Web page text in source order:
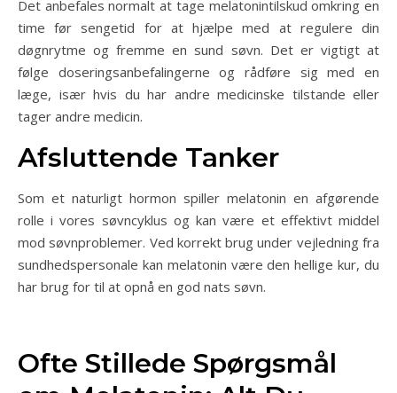
Det anbefales normalt at tage melatonintilskud omkring en
time før sengetid for at hjælpe med at regulere din
døgnrytme og fremme en sund søvn. Det er vigtigt at
følge doseringsanbefalingerne og rådføre sig med en
læge, især hvis du har andre medicinske tilstande eller
tager andre medicin.
Afsluttende Tanker
Som et naturligt hormon spiller melatonin en afgørende
rolle i vores søvncyklus og kan være et effektivt middel
mod søvnproblemer. Ved korrekt brug under vejledning fra
sundhedspersonale kan melatonin være den hellige kur, du
har brug for til at opnå en god nats søvn.
Ofte Stillede Spørgsmål